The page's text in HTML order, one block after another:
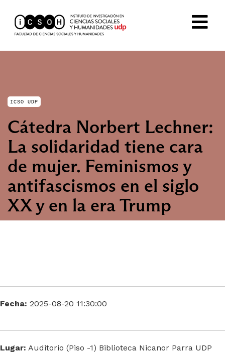
ICSO UDP
Cátedra Norbert Lechner:
La solidaridad tiene cara
de mujer. Feminismos y
antifascismos en el siglo
XX y en la era Trump
Fecha: 2025-08-20 11:30:00
Lugar: Auditorio (Piso -1) Biblioteca Nicanor Parra UDP